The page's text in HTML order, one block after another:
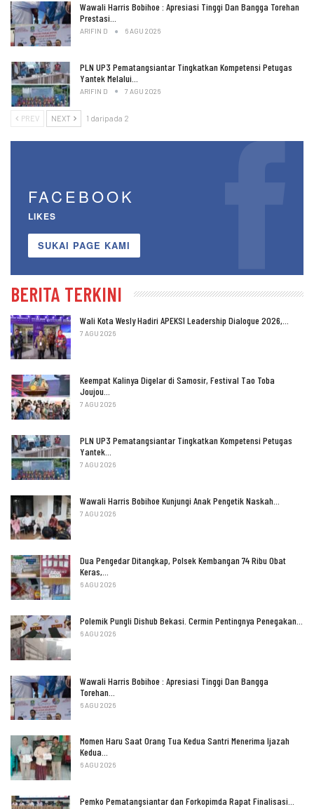
Wawali Harris Bobihoe : Apresiasi Tinggi Dan Bangga Torehan
Prestasi…
ARIFIN D 6 AGU 2026
PLN UP3 Pematangsiantar Tingkatkan Kompetensi Petugas
Yantek Melalui…
ARIFIN D 7 AGU 2026
PREV NEXT 1 daripada 2
FACEBOOK
LIKES
SUKAI PAGE KAMI
BERITA TERKINI
Wali Kota Wesly Hadiri APEKSI Leadership Dialogue 2026,…
7 AGU 2026
Keempat Kalinya Digelar di Samosir, Festival Tao Toba
Joujou…
7 AGU 2026
PLN UP3 Pematangsiantar Tingkatkan Kompetensi Petugas
Yantek…
7 AGU 2026
Wawali Harris Bobihoe Kunjungi Anak Pengetik Naskah…
7 AGU 2026
Dua Pengedar Ditangkap, Polsek Kembangan 74 Ribu Obat
Keras,…
6 AGU 2026
Polemik Pungli Dishub Bekasi. Cermin Pentingnya Penegakan…
6 AGU 2026
Wawali Harris Bobihoe : Apresiasi Tinggi Dan Bangga
Torehan…
6 AGU 2026
Momen Haru Saat Orang Tua Kedua Santri Menerima Ijazah
Kedua…
6 AGU 2026
Pemko Pematangsiantar dan Forkopimda Rapat Finalisasi…